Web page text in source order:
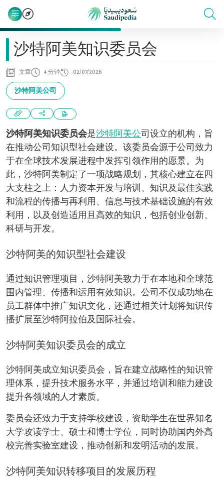
沙特阿美知识委员会
文章 4 分钟 02/07/2026
沙特阿美公司
沙特阿美知识委员会是沙特阿美公司设立的机构，旨
在推动公司知识型社会建设。该委员会源于公司致力
于在全球技术发展进程中发挥引领作用的愿景。为
此，沙特阿美制定了一项战略规划，其核心建立在四
大支柱之上：人力资本开发与培训、知识及最佳实践
和流程的传播与再利用、信息与技术基础设施的有效
利用，以及创造适用且高效的知识，包括创业创新、
科研与开发。
沙特阿美的知识型社会建设
通过知识管理项目，沙特阿美致力于在本地和全球范
围内管理、传播和运用有效知识。公司不仅成功地在
员工群体中推广知识文化，还通过相关计划将知识传
播扩展至沙特阿拉伯及国际社会。
沙特阿美知识委员会的成立
沙特阿美成立知识委员会，旨在建立战略性的知识管
理体系，提升技术服务水平，并通过培训和能力建设
提升各领域的人才素质。
委员会还致力于支持学校建设，资助学生在世界知名
大学攻读学士、硕士和博士学位，同时协助国内外高
校完善实验室建设，推动创新和发明活动的发展。
沙特阿美知识转移项目的发展历程